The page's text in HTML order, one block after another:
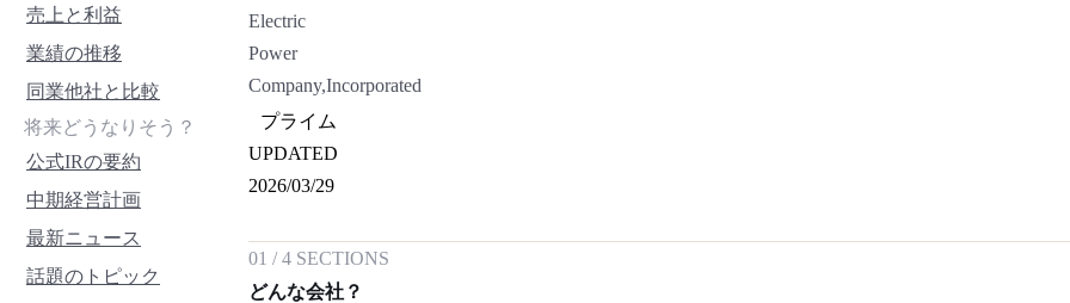
売上と利益
業績の推移
同業他社と比較
将来どうなりそう？
公式IRの要約
中期経営計画
最新ニュース
話題のトピック
Electric
Power
Company,Incorporated
プライム
UPDATED
2026/03/29
01 /4 SECTIONS
どんな会社？